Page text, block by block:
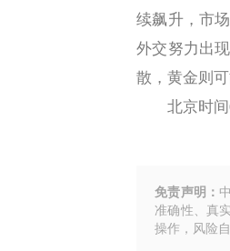
续飙升，市
外交努力出
散，黄金则
北京时间
免责声明：
准确性、真
操作，风险自